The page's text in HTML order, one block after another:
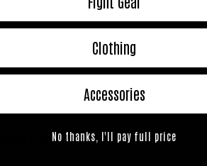
Leave A Comment
Clothing
Accessories
No thanks, I'll pay full price